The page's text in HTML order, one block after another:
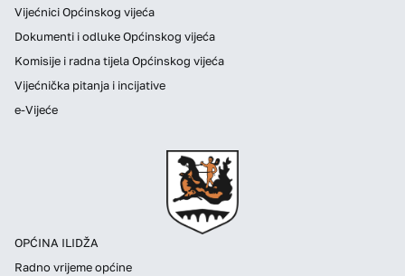
OPĆINA ILIDŽA
Radno vrijeme općine
Vijećnici Općinskog vijeća
Dokumenti i odluke Općinskog vijeća
Komisije i radna tijela Općinskog vijeća
Vijećnička pitanja i incijative
e-Vijeće